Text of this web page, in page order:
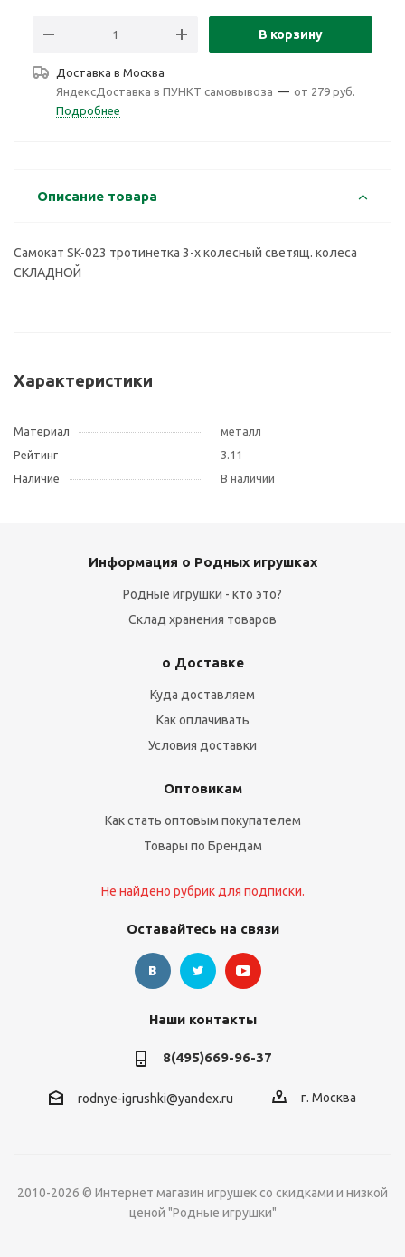
В корзину
Доставка в Москва
ЯндексДоставка в ПУНКТ самовывоза — от 279 руб.
Подробнее
Описание товара
Самокат SK-023 тротинетка 3-х колесный светящ. колеса
СКЛАДНОЙ
Характеристики
Материал
металл
Рейтинг
3.11
Наличие
В наличии
Информация о Родных игрушках
Родные игрушки - кто это?
Склад хранения товаров
о Доставке
Куда доставляем
Как оплачивать
Условия доставки
Оптовикам
Как стать оптовым покупателем
Товары по Брендам
Не найдено рубрик для подписки.
Оставайтесь на связи
Наши контакты
8(495)669-96-37
rodnye-igrushki@yandex.ru г. Москва
2010-2026 © Интернет магазин игрушек со скидками и низкой
ценой "Родные игрушки"